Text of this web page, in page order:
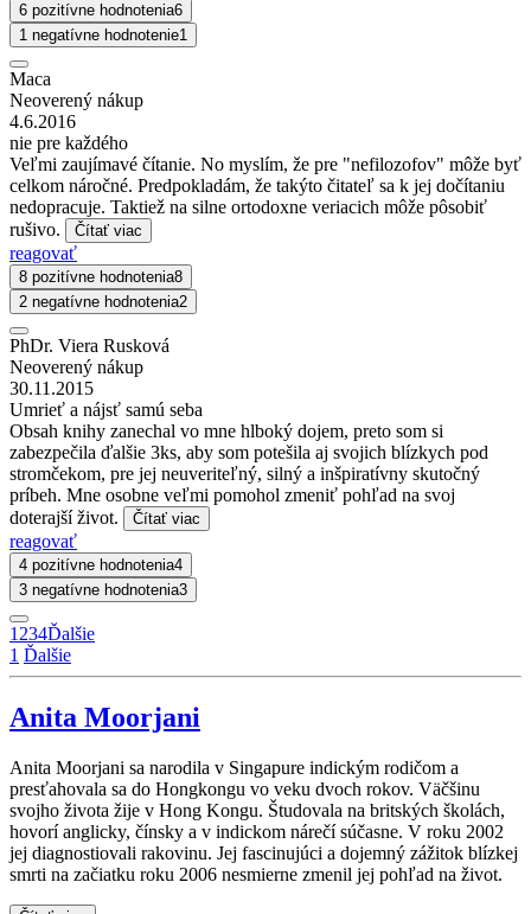
6 pozitívne hodnotenia6
1 negatívne hodnotenie1
Maca
Neoverený nákup
4.6.2016
nie pre každého
Veľmi zaujímavé čítanie. No myslím, že pre "nefilozofov" môže byť
celkom náročné. Predpokladám, že takýto čitateľ sa k jej dočítaniu
nedopracuje. Taktiež na silne ortodoxne veriacich môže pôsobiť
rušivo.
Čítať viac
reagovať
8 pozitívne hodnotenia8
2 negatívne hodnotenia2
PhDr. Viera Rusková
Neoverený nákup
30.11.2015
Umrieť a nájsť samú seba
Obsah knihy zanechal vo mne hlboký dojem, preto som si
zabezpečila ďalšie 3ks, aby som potešila aj svojich blízkych pod
stromčekom, pre jej neuveriteľný, silný a inšpiratívny skutočný
príbeh. Mne osobne veľmi pomohol zmeniť pohľad na svoj
doterajší život.
Čítať viac
reagovať
4 pozitívne hodnotenia4
3 negatívne hodnotenia3
1 234Ďalšie
1 Ďalšie
Anita Moorjani
Anita Moorjani sa narodila v Singapure indickým rodičom a
presťahovala sa do Hongkongu vo veku dvoch rokov. Väčšinu
svojho života žije v Hong Kongu. Študovala na britských školách,
hovorí anglicky, čínsky a v indickom nárečí súčasne. V roku 2002
jej diagnostiovali rakovinu. Jej fascinujúci a dojemný zážitok blízkej
smrti na začiatku roku 2006 nesmierne zmenil jej pohľad na život.